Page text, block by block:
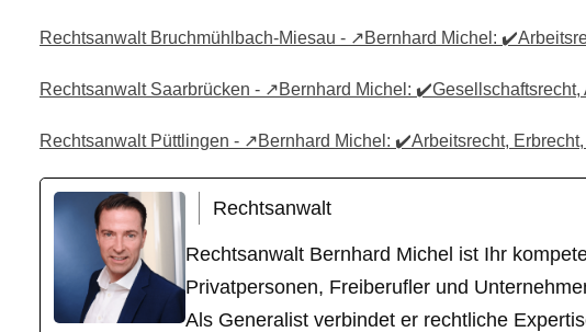
Rechtsanwalt Bruchmühlbach-Miesau - ↗️Bernhard Michel:
Rechtsanwalt Saarbrücken - ↗️Bernhard Michel: ✔️Gesellschaftsrecht,
Rechtsanwalt Püttlingen - ↗️Bernhard Michel: ✔️Arbeitsrecht,
Rechtsanwalt
Rechtsanwalt Bernhard Michel ist Ihr
Privatpersonen, Freiberufler und
Als Generalist verbindet er rechtliche